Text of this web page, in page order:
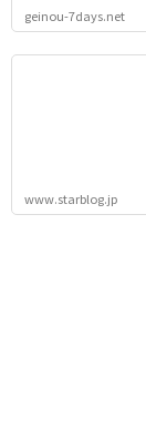
geinou-7days.net
www.starblog.jp